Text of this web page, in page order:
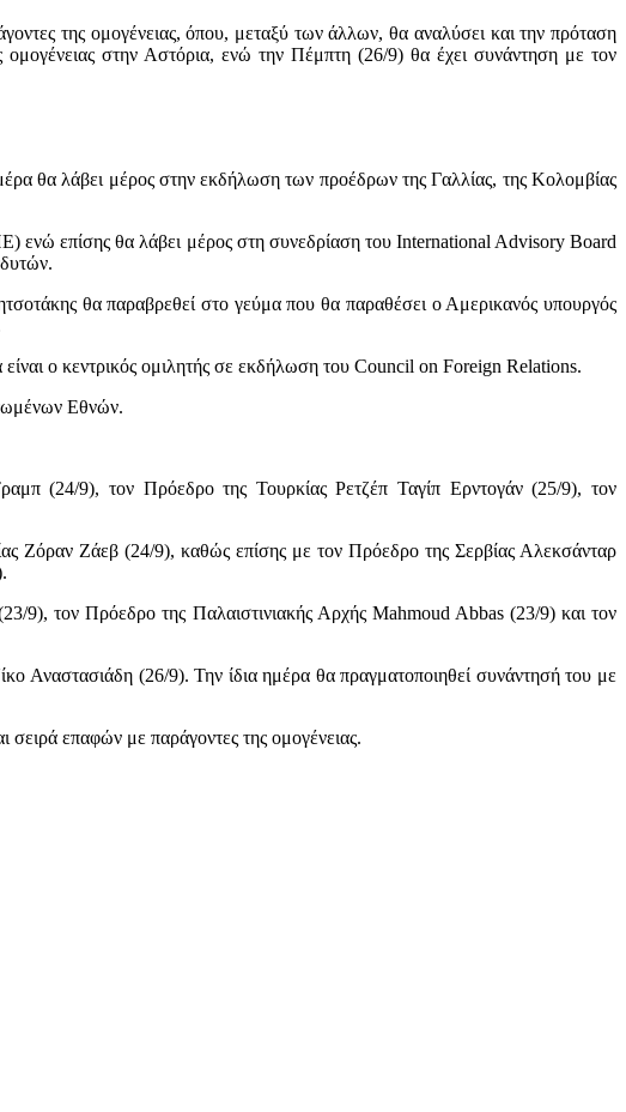
της ομογένειας, όπου, μεταξύ των άλλων, θα αναλύσει και την πρόταση
στην Αστόρια, ενώ την Πέμπτη (26/9) θα έχει συνάντηση με τον
θα λάβει μέρος στην εκδήλωση των προέδρων της Γαλλίας, της Κολομβίας
ενώ επίσης θα λάβει μέρος στη συνεδρίαση του International Advisory Board
θα παραβρεθεί στο γεύμα που θα παραθέσει ο Αμερικανός υπουργός
ο κεντρικός ομιλητής σε εκδήλωση του Council on Foreign Relations.
Εθνών.
(24/9), τον Πρόεδρο της Τουρκίας Ρετζέπ Ταγίπ Ερντογάν (25/9), τον
Ζόραν Ζάεβ (24/9), καθώς επίσης με τον Πρόεδρο της Σερβίας Αλεκσάνταρ
9), τον Πρόεδρο της Παλαιστινιακής Αρχής Μahmoud Abbas (23/9) και τον
Αναστασιάδη (26/9). Την ίδια ημέρα θα πραγματοποιηθεί συνάντησή του με
επαφών με παράγοντες της ομογένειας.